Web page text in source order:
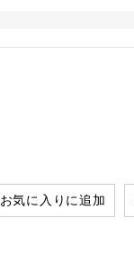
お気に入りに追加